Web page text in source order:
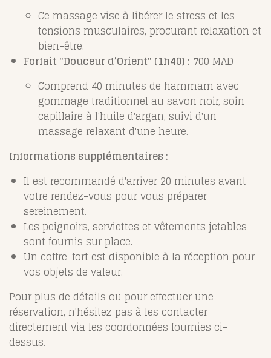
Ce massage vise à libérer le stress et les
tensions musculaires, procurant relaxation et
bien-être. ​
Forfait "Douceur d’Orient" (1h40) : 700 MAD
Comprend 40 minutes de hammam avec
gommage traditionnel au savon noir, soin
capillaire à l'huile d'argan, suivi d'un
massage relaxant d'une heure. ​
Informations supplémentaires :
Il est recommandé d'arriver 20 minutes avant
votre rendez-vous pour vous préparer
sereinement.
Les peignoirs, serviettes et vêtements jetables
sont fournis sur place.
Un coffre-fort est disponible à la réception pour
vos objets de valeur.
Pour plus de détails ou pour effectuer une
réservation, n'hésitez pas à les contacter
directement via les coordonnées fournies ci-
dessus.